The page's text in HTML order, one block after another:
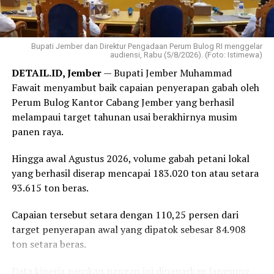
pertama kita. Mari jaga solidaritas demi mewujudkan visi
besar Partai Rakyat Indonesia,” kata Robert.
‎Selain perayaan HUT, kegiatan yang dipusatkan di
Bandar Lampung juga diisi dengan sejumlah agenda
bakti sosial, di antaranya donor darah hingga
peluncuran ambulans yang diperuntukkan bagi 38 DPD
PRI di seluruh Indonesia.
Reporter:Juan Ambarita
Bupati Jember dan Direktur Pengadaan Perum Bulog RI menggelar
audiensi, Rabu (5/8/2026). (Foto: Istimewa)
DETAIL.ID, Jember— Bupati Jember Muhammad
Fawait menyambut baik capaian penyerapan gabah oleh
Perum Bulog Kantor Cabang Jember yang berhasil
melampaui target tahunan usai berakhirnya musim
panen raya.
Hingga awal Agustus 2026, volume gabah petani lokal
yang berhasil diserap mencapai 183.020 ton atau setara
93.615 ton beras.
Capaian tersebut setara dengan 110,25 persen dari
target penyerapan awal yang dipatok sebesar 84.908
ton setara beras.